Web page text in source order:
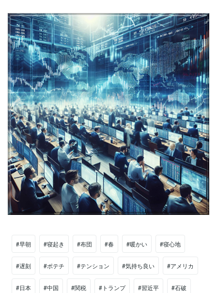
#早朝 #寝起き #布団 #春 #暖かい #寝心地
#遅刻 #ポテチ #テンション #気持ち良い #アメリカ
#日本 #中国 #関税 #トランプ #習近平 #石破